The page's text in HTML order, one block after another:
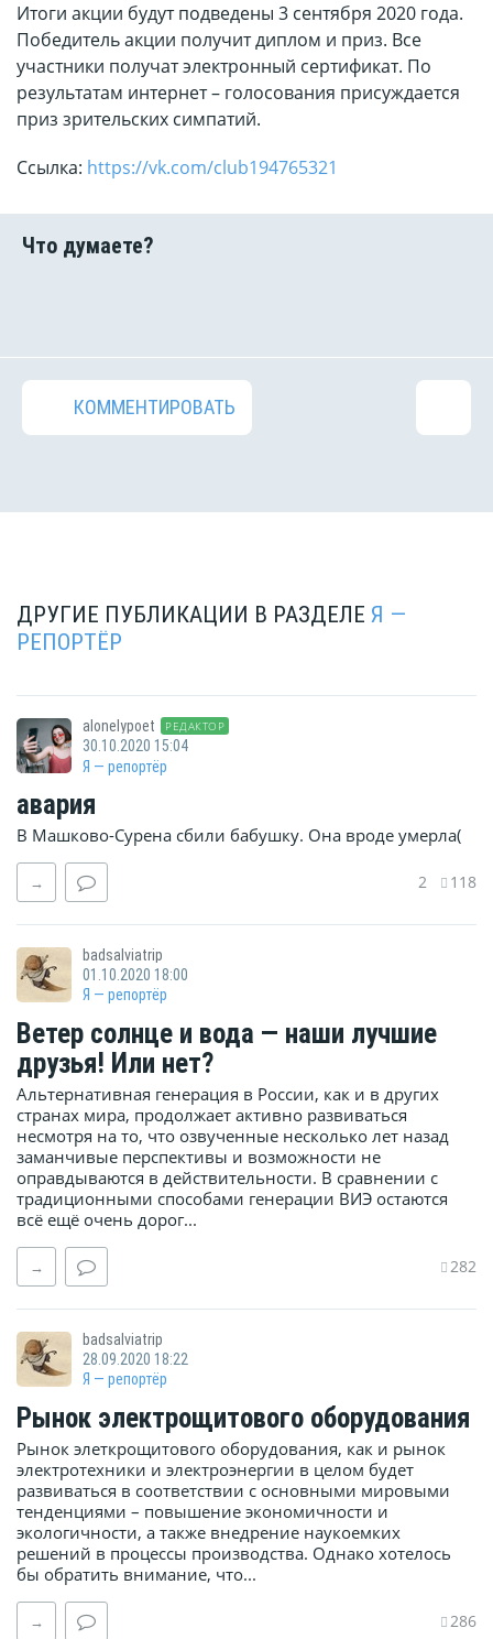
Итоги акции будут подведены 3 сентября 2020 года.
Победитель акции получит диплом и приз. Все
участники получат электронный сертификат. По
результатам интернет – голосования присуждается
приз зрительских симпатий.
Ссылка: https://vk.com/club194765321
КОММЕНТИРОВАТЬ
ДРУГИЕ ПУБЛИКАЦИИ В РАЗДЕЛЕ Я —
РЕПОРТЁР
alonelypoet РЕДАКТОР
30.10.2020 15:04
Я — репортёр
авария
В Машково-Сурена сбили бабушку. Она вроде умерла(
→ 2 118
badsalviatrip
01.10.2020 18:00
Я — репортёр
Ветер солнце и вода — наши лучшие
друзья! Или нет?
Альтернативная генерация в России, как и в других
странах мира, продолжает активно развиваться
несмотря на то, что озвученные несколько лет назад
заманчивые перспективы и возможности не
оправдываются в действительности. В сравнении с
традиционными способами генерации ВИЭ остаются
всё ещё очень дорог...
→ 282
badsalviatrip
28.09.2020 18:22
Я — репортёр
Рынок электрощитового оборудования
Рынок элеткрощитового оборудования, как и рынок
электротехники и электроэнергии в целом будет
развиваться в соответствии с основными мировыми
тенденциями – повышение экономичности и
экологичности, а также внедрение наукоемких
решений в процессы производства. Однако хотелось
бы обратить внимание, что...
→ 286